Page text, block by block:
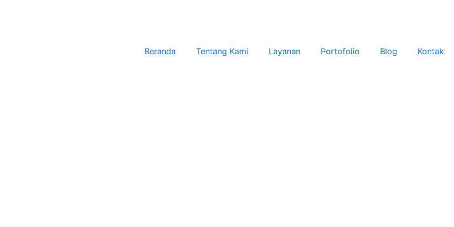
Beranda
Tentang Kami Layanan Portofolio Blog Kontak